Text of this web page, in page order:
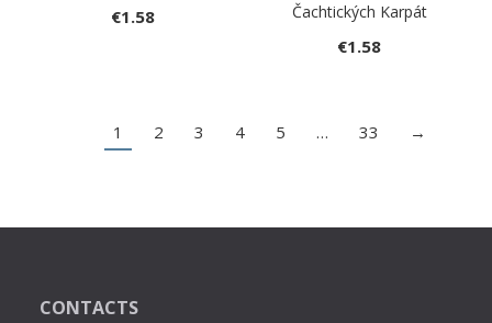
€1.58
Čachtických Karpát
€1.58
1 2 3 4 5 … 33 →
CONTACTS